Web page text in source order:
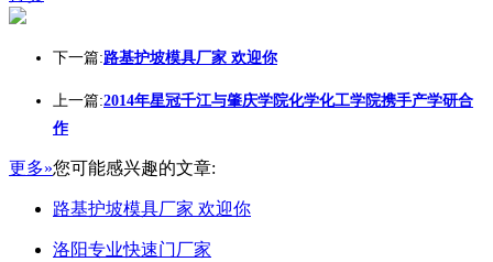
下一篇:路基护坡模具厂家 欢迎你
上一篇:2014年星冠千江与肇庆学院化学化工学院携手产学研合
作
更多»您可能感兴趣的文章:
路基护坡模具厂家 欢迎你
洛阳专业快速门厂家